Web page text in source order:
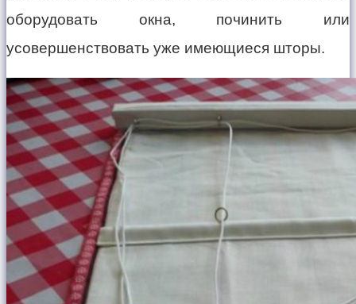
оборудовать окна, починить или
усовершенствовать уже имеющиеся шторы.